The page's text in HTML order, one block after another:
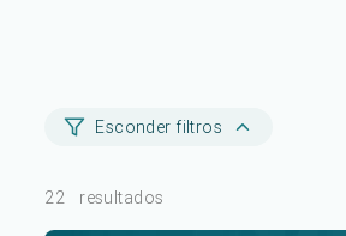
Esconder filtros
22 resultados